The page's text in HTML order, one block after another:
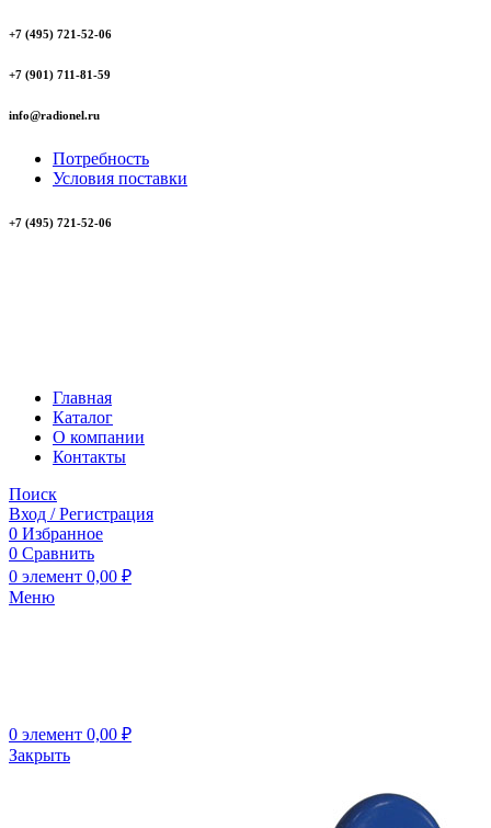
+7 (495) 721-52-06
+7 (901) 711-81-59
info@radionel.ru
Потребность
Условия поставки
+7 (495) 721-52-06
Главная
Каталог
О компании
Контакты
Поиск
Вход / Регистрация
0 Избранное
0 Сравнить
0 элемент 0,00 ₽
Меню
0 элемент 0,00 ₽
Закрыть